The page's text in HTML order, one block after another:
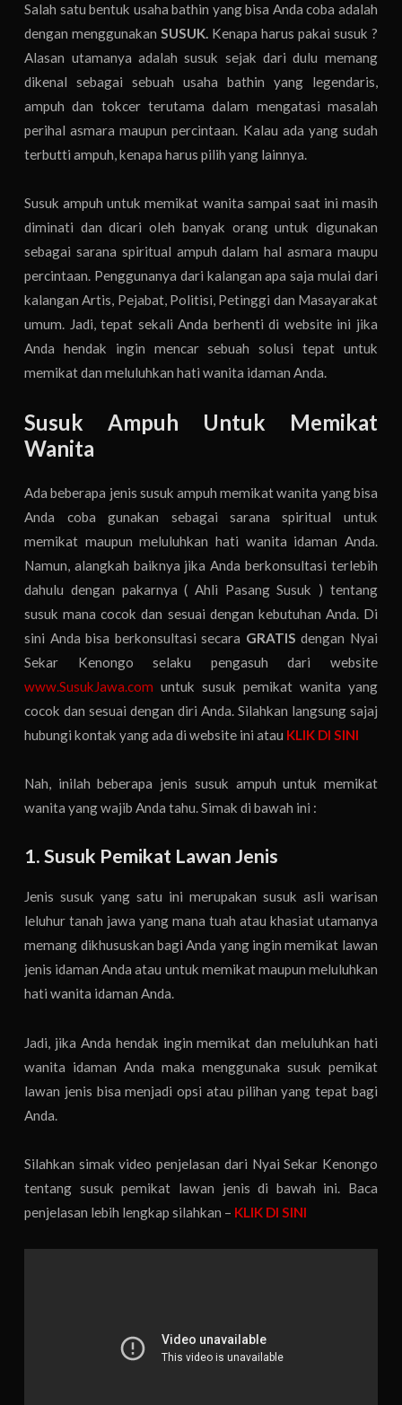
Salah satu bentuk usaha bathin yang bisa Anda coba adalah
dengan menggunakanSUSUK. Kenapa harus pakai susuk ?
Alasan utamanya adalah susuk sejak dari dulu memang
dikenal sebagai sebuah usaha bathin yang legendaris,
ampuh dan tokcer terutama dalam mengatasi masalah
perihal asmara maupun percintaan. Kalau ada yang sudah
terbutti ampuh, kenapa harus pilih yang lainnya.
Susuk ampuh untuk memikat wanita sampai saat ini masih
diminati dan dicari oleh banyak orang untuk digunakan
sebagai sarana spiritual ampuh dalam hal asmara maupu
percintaan. Penggunanya dari kalangan apa saja mulai dari
kalangan Artis, Pejabat, Politisi, Petinggi dan Masayarakat
umum. Jadi, tepat sekali Anda berhenti di website ini jika
Anda hendak ingin mencar sebuah solusi tepat untuk
memikat dan meluluhkan hati wanita idaman Anda.
Susuk Ampuh Untuk Memikat
Wanita
Ada beberapa jenis susuk ampuh memikat wanita yang bisa
Anda coba gunakan sebagai sarana spiritual untuk
memikat maupun meluluhkan hati wanita idaman Anda.
Namun, alangkah baiknya jika Anda berkonsultasi terlebih
dahulu dengan pakarnya ( Ahli Pasang Susuk ) tentang
susuk mana cocok dan sesuai dengan kebutuhan Anda. Di
sini Anda bisa berkonsultasi secara GRATIS dengan Nyai
Sekar Kenongo selaku pengasuh dari website
www.SusukJawa.com untuk susuk pemikat wanita yang
cocok dan sesuai dengan diri Anda. Silahkan langsung sajaj
hubungi kontak yang ada di website ini atau KLIK DI SINI
Nah, inilah beberapa jenis susuk ampuh untuk memikat
wanita yang wajib Anda tahu. Simak di bawah ini :
1. Susuk Pemikat Lawan Jenis
Jenis susuk yang satu ini merupakan susuk asli warisan
leluhur tanah jawa yang mana tuah atau khasiat utamanya
memang dikhususkan bagi Anda yang ingin memikat lawan
jenis idaman Anda atau untuk memikat maupun meluluhkan
hati wanita idaman Anda.
Jadi, jika Anda hendak ingin memikat dan meluluhkan hati
wanita idaman Anda maka menggunaka susuk pemikat
lawan jenis bisa menjadi opsi atau pilihan yang tepat bagi
Anda.
Silahkan simak video penjelasan dari Nyai Sekar Kenongo
tentang susuk pemikat lawan jenis di bawah ini. Baca
penjelasan lebih lengkap silahkan – KLIK DI SINI